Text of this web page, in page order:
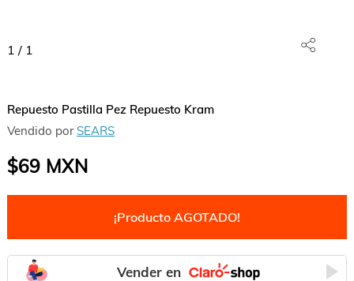
1 / 1
Repuesto Pastilla Pez Repuesto Kram
Vendido por SEARS
$69MXN
¡Producto AGOTADO!
Vender en